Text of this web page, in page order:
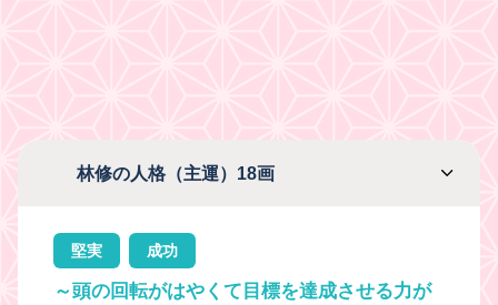
林修の人格（主運）18画
堅実 成功
～頭の回転がはやくて目標を達成させる力が